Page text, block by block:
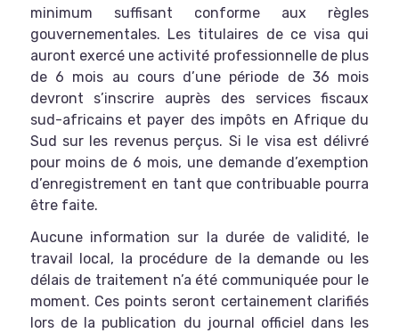
minimum suffisant conforme aux règles
gouvernementales. Les titulaires de ce visa qui
auront exercé une activité professionnelle de plus
de 6 mois au cours d’une période de 36 mois
devront s’inscrire auprès des services fiscaux
sud-africains et payer des impôts en Afrique du
Sud sur les revenus perçus. Si le visa est délivré
pour moins de 6 mois, une demande d’exemption
d’enregistrement en tant que contribuable pourra
être faite.
Aucune information sur la durée de validité, le
travail local, la procédure de la demande ou les
délais de traitement n’a été communiquée pour le
moment. Ces points seront certainement clarifiés
lors de la publication du journal officiel dans les